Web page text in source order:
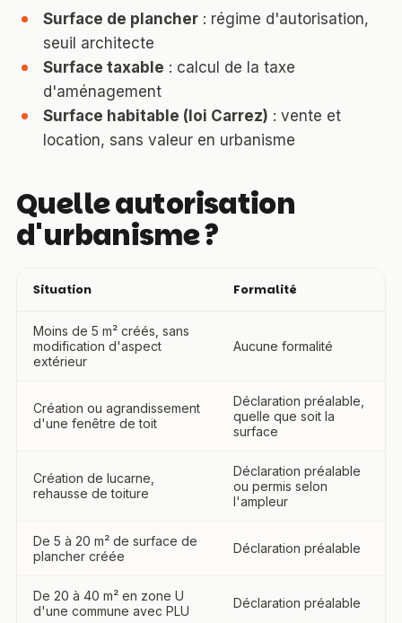
Surface de plancher : régime d'autorisation,
seuil architecte
Surface taxable : calcul de la taxe
d'aménagement
Surface habitable (loi Carrez) : vente et
location, sans valeur en urbanisme
Quelle autorisation
d'urbanisme ?
Situation Formalité
Moins de 5 m² créés, sans
modification d'aspect
extérieur
Aucune formalité
Création ou agrandissement
d'une fenêtre de toit
Déclaration préalable,
quelle que soit la
surface
Création de lucarne,
rehausse de toiture
Déclaration préalable
ou permis selon
l'ampleur
De 5 à 20 m² de surface de
plancher créée
Déclaration préalable
De 20 à 40 m² en zone U
d'une commune avec PLU
Déclaration préalable